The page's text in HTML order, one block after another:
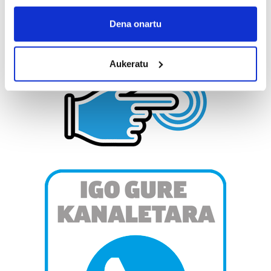
If you allow, we would also like to:
Collect information about your geographical
meters
Identify your device by actively scanning it for
specific characteristics (fingerprinting)
Find out more about how your personal data is processed
and set your preferences in thedetails section
Guk eta gure bazkideek zure datu pertsonalak
teknologia erabiliz, cookieak adibidez, iragarki eta eduki
pertsonalizatuak eskaintzeko, iragarkiak eta edukia
neurtzeko, jendeari buruzko informazioa biltzeko eta
produktuak garatzeko. Zure datuak nork eta zertarako
Bazkide batzuek ez dizute baimenik eskatzen, eta beren
Dena onartu
Aukeratu